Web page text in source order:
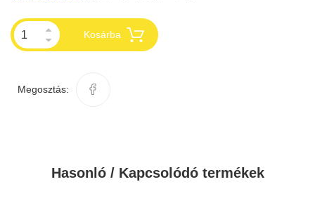
Kosárba
Megosztás:
Hasonló / Kapcsolódó termékek